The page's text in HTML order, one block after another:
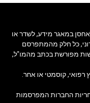
במאגר מידע, לשדר או
כל חלק מהמתפרסם
מפורשת בכתב מהמו"ל,
קוסמטי או אחר.
החברות המפרסמות